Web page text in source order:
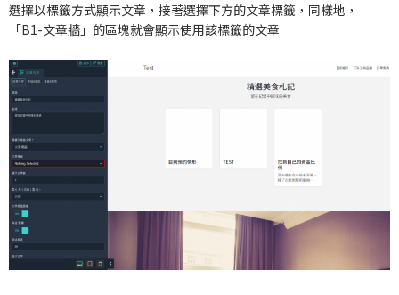
選擇以標籤方式顯示文章，接著選擇下方的文章標籤，同樣地，
「B1-文章牆」的區塊就會顯示使用該標籤的文章